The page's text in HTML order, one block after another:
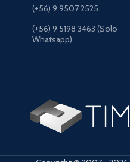
(+56) 9 9507 2525
(+56) 9 5198 3463 (Solo
Whatsapp)